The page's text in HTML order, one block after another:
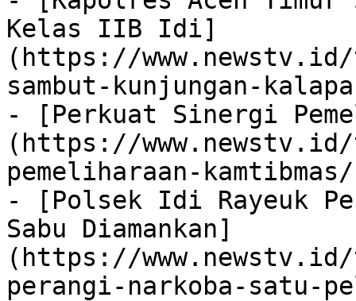
Kelas IIB Idi]
(https://
sambut-kunjungan-
- [Perkuat Sinergi
(https://
pemeliharaan-
- [Polsek Idi Rayeuk
Sabu Diamankan]
(https://
perangi-narkoba-satu-